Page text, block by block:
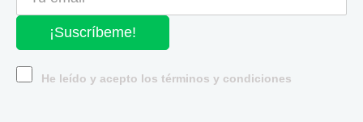
¡Suscríbeme!
He leído y acepto los términos y condiciones